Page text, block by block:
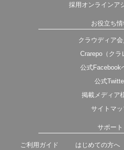
採用オンラインア
お役立ち情
クラウディア
Crarepo（クラ
公式Facebook
公式
掲載メディア
サイトマ
サポート
ご利用ガイド はじめての方へ